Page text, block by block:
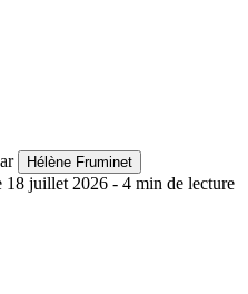
Hélène Fruminet
18 juillet 2026 - 4 min de lecture